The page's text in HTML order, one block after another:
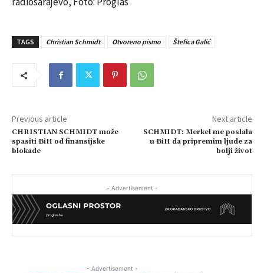
TAGS Christian Schmidt Otvoreno pismo Štefica Galić
Previous article
CHRISTIAN SCHMIDT može
spasiti BiH od finansijske
blokade
Next article
SCHMIDT: Merkel me poslala
u BiH da pripremim ljude za
bolji život
- Advertisement -
- Advertisement -